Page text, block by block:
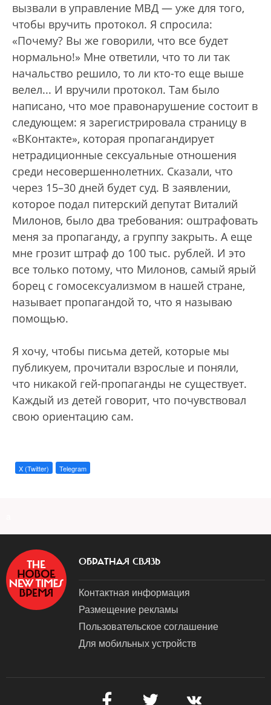
вызвали в управление МВД — уже для того,
чтобы вручить протокол. Я спросила:
«Почему? Вы же говорили, что все будет
нормально!» Мне ответили, что то ли так
начальство решило, то ли кто-то еще выше
велел... И вручили протокол. Там было
написано, что мое правонарушение состоит в
следующем: я зарегистрировала страницу в
«ВКонтакте», которая пропагандирует
нетрадиционные сексуальные отношения
среди несовершеннолетних. Сказали, что
через 15–30 дней будет суд. В заявлении,
которое подал питерский депутат Виталий
Милонов, было два требования: оштрафовать
меня за пропаганду, а группу закрыть. А еще
мне грозит штраф до 100 тыс. рублей. И это
все только потому, что Милонов, самый ярый
борец с гомосексуализмом в нашей стране,
называет пропагандой то, что я называю
помощью.
Я хочу, чтобы письма детей, которые мы
публикуем, прочитали взрослые и поняли,
что никакой гей-пропаганды не существует.
Каждый из детей говорит, что почувствовал
свою ориентацию сам.
X (Twitter) Telegram
ОБРАТНАЯ СВЯЗЬ
Контактная информация
Размещение рекламы
Пользовательское соглашение
Для мобильных устройств